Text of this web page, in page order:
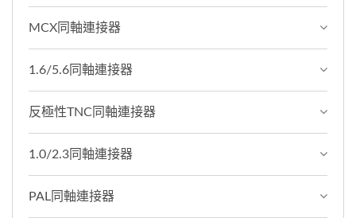
MCX同軸連接器
1.6/5.6同軸連接器
反極性TNC同軸連接器
1.0/2.3同軸連接器
PAL同軸連接器